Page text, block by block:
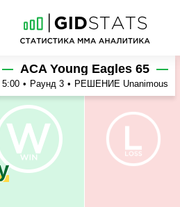
ACA Young Eagles 65
5:00 • Раунд 3 • РЕШЕНИЕ Unanimous